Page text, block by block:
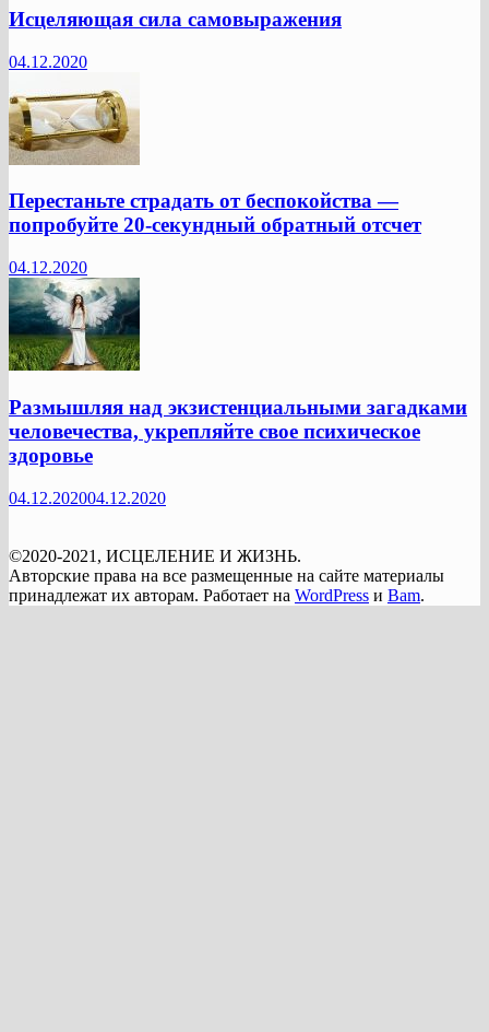
Исцеляющая сила самовыражения
04.12.2020
Перестаньте страдать от беспокойства —
попробуйте 20-секундный обратный отсчет
04.12.2020
Размышляя над экзистенциальными загадками
человечества, укрепляйте свое психическое
здоровье
04.12.202004.12.2020
©2020-2021, ИСЦЕЛЕНИЕ И ЖИЗНЬ.
Авторские права на все размещенные на сайте материалы
принадлежат их авторам. Работает на WordPress и Bam.